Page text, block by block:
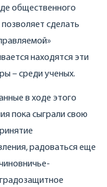
общественного
сделать
находятся эти
– среди ученых.
в ходе этого
пока сыграли свою
радоваться еще